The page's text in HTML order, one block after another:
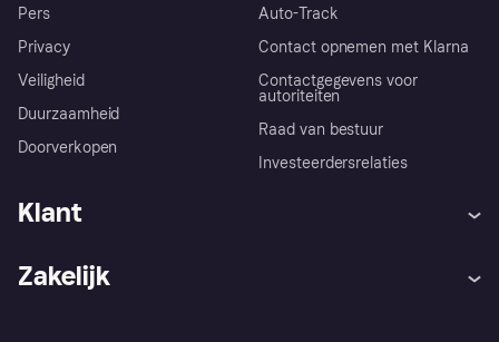
Pers
Privacy
Veiligheid
Duurzaamheid
Doorverkopen
Auto-Track
Contact opnemen met Klarna
Contactgegevens voor
autoriteiten
Raad van bestuur
Investeerdersrelaties
Klant
Zakelijk